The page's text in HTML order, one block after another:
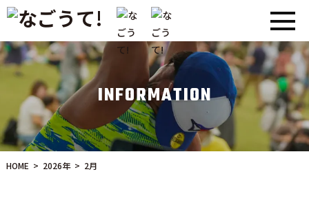
INFORMATION
HOME > 2026年> 2月